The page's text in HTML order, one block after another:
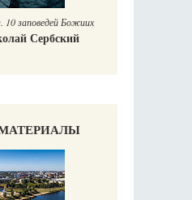
заповедей Божиих
Сербский